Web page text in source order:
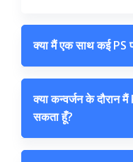
क्या मैं एक साथ कई PS
क्या कन्वर्जन के
सकता हूँ?